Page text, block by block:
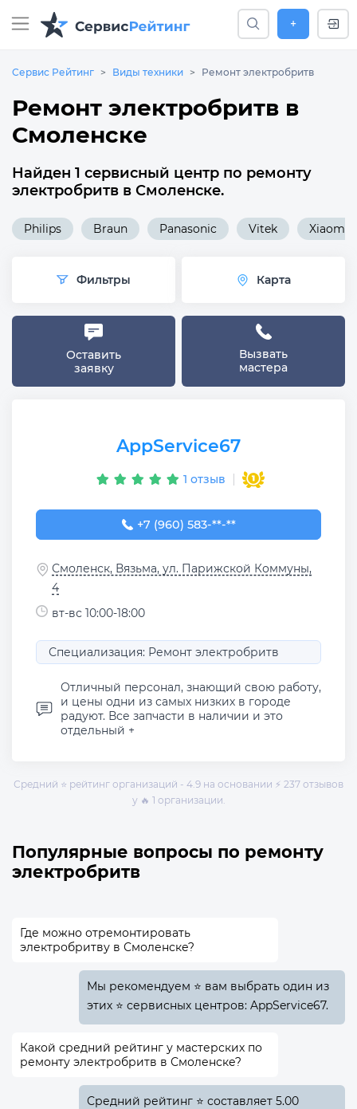
+
Сервис Рейтинг Виды техники Ремонт электробритв
Ремонт электробритв в
Смоленске
Найден 1 сервисный центр по ремонту
электробритв в Смоленске.
Philips Braun Panasonic Vitek Xiaomi
Фильтры Карта
Оставить
заявку
Вызвать
мастера
AppService67
1 отзыв
+7 (960) 583-03-03
+7 (960) 583-**-**
Смоленск, Вязьма, ул. Парижской Коммуны,
4
вт-вс 10:00-18:00
Специализация: Ремонт электробритв
Отличный персонал, знающий свою работу,
и цены одни из самых низких в городе
радуют. Все запчасти в наличии и это
отдельный +
Средний ⭐ рейтинг организаций - 4.9 на основании ⚡ 237 отзывов
у 🔥 1 организации.
Популярные вопросы по ремонту
электробритв
Где можно отремонтировать
электробритву в Смоленске?
Мы рекомендуем ⭐ вам выбрать один из
этих ⭐ сервисных центров: AppService67.
Какой средний рейтинг у мастерских по
ремонту электробритв в Смоленске?
Средний рейтинг ⭐ составляет 5.00